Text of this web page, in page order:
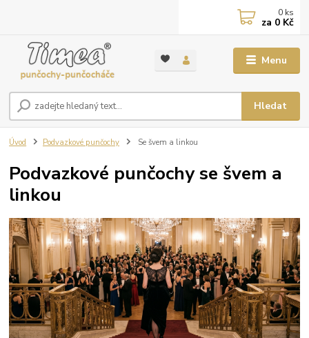
Menu
Hledat
0 ks
za 0 Kč
Úvod Podvazkové punčochy Se švem a linkou
Podvazkové punčochy se švem a
linkou